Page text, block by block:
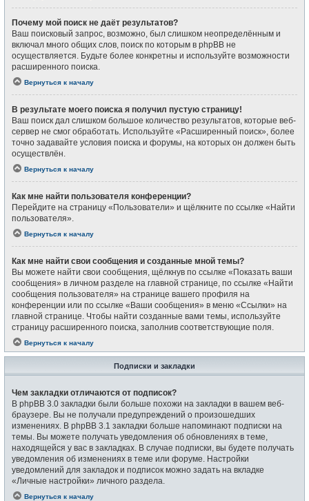
Почему мой поиск не даёт результатов?
Ваш поисковый запрос, возможно, был слишком неопределённым и
включал много общих слов, поиск по которым в phpBB не
осуществляется. Будьте более конкретны и используйте возможности
расширенного поиска.
Вернуться к началу
В результате моего поиска я получил пустую страницу!
Ваш поиск дал слишком большое количество результатов, которые веб-
сервер не смог обработать. Используйте «Расширенный поиск», более
точно задавайте условия поиска и форумы, на которых он должен быть
осуществлён.
Вернуться к началу
Как мне найти пользователя конференции?
Перейдите на страницу «Пользователи» и щёлкните по ссылке «Найти
пользователя».
Вернуться к началу
Как мне найти свои сообщения и созданные мной темы?
Вы можете найти свои сообщения, щёлкнув по ссылке «Показать ваши
сообщения» в личном разделе на главной странице, по ссылке «Найти
сообщения пользователя» на странице вашего профиля на
конференции или по ссылке «Ваши сообщения» в меню «Ссылки» на
главной странице. Чтобы найти созданные вами темы, используйте
страницу расширенного поиска, заполнив соответствующие поля.
Вернуться к началу
Подписки и закладки
Чем закладки отличаются от подписок?
В phpBB 3.0 закладки были больше похожи на закладки в вашем веб-
браузере. Вы не получали предупреждений о произошедших
изменениях. В phpBB 3.1 закладки больше напоминают подписки на
темы. Вы можете получать уведомления об обновлениях в теме,
находящейся у вас в закладках. В случае подписки, вы будете получать
уведомления об изменениях в теме или форуме. Настройки
уведомлений для закладок и подписок можно задать на вкладке
«Личные настройки» личного раздела.
Вернуться к началу